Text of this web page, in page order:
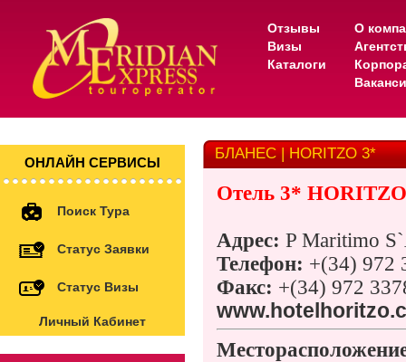
Отзывы
Визы
Каталоги
О
ОНЛАЙН СЕРВИСЫ
Поиск Тура
Статус Заявки
Статус Визы
Личный Кабинет
БЛАНЕС | HORITZO 3*
Отель 3* HORITZO
Адрес: P Maritimo
Телефон: +(34) 972
Факс: +(34) 972